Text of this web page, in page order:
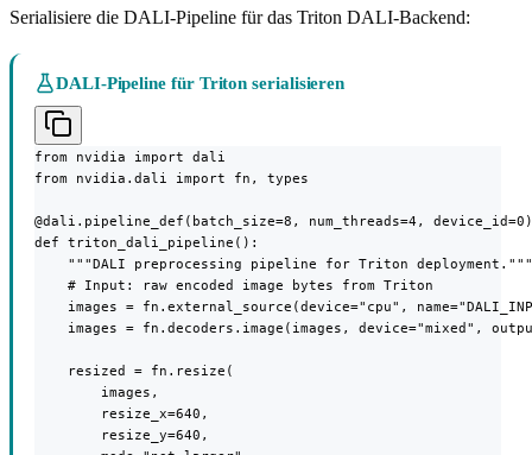
Serialisiere die DALI-Pipeline für das Triton DALI-Backend:
DALI-Pipeline für Triton serialisieren
from nvidia import dali
from nvidia.dali import fn, types
@dali.pipeline_def(batch_size=8, num_threads=4, device_id=0)
def triton_dali_pipeline():
    """DALI preprocessing pipeline for Triton deployment."""
    # Input: raw encoded image bytes from Triton
images = fn.external_source(device="cpu",
images = fn.decoders.image(images, device="mixed",
    resized = fn.resize(
        images,
        resize_x=640,
        resize_y=640,